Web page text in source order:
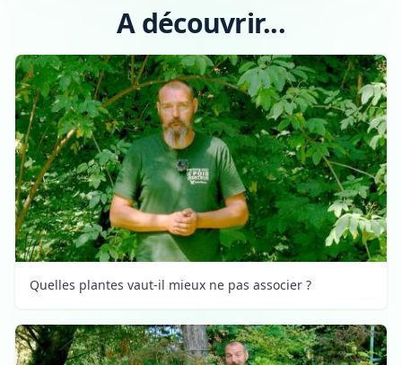
A découvrir...
Quelles plantes vaut-il mieux ne pas associer ?